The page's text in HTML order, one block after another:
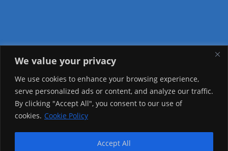
We value your privacy
We use cookies to enhance your browsing experience,
serve personalized ads or content, and analyze our traffic.
By clicking "Accept All", you consent to our use of
cookies. Cookie Policy
Accept All
Visitor Counter
Today: 1323
Yesterday: 2257